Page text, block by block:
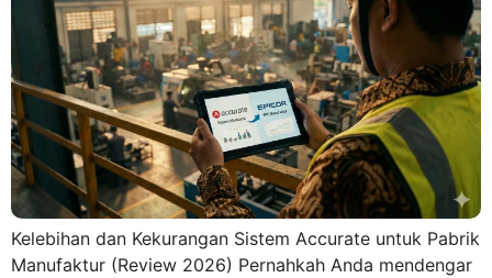
Kelebihan dan Kekurangan Sistem Accurate untuk Pabrik
Manufaktur (Review 2026) Pernahkah Anda mendengar